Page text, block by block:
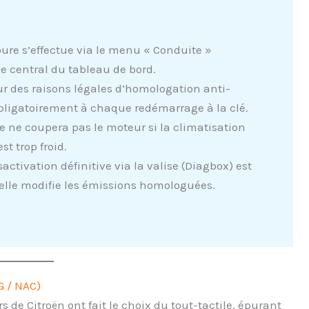
s’effectue via le menu « Conduite »
central du tableau de bord.
des raisons légales d’homologation anti-
à chaque redémarrage à la clé.
ne coupera pas le moteur si la climatisation
trop froid.
définitive via la valise (Diagbox) est
modifie les émissions homologuées.
/ NAC)
de Citroën ont fait le choix du tout-tactile, épurant